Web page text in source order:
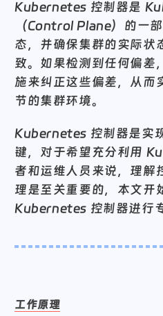
Kubernetes 控制器是
（Control Plane）的一部
态，并确保集群的实际状
致。如果检测到任何偏差
施来纠正这些偏差，从而
Kubernetes 控制器是实
键，对于希望充分利用
者和运维人员来说，理解
理是至关重要的，本文开